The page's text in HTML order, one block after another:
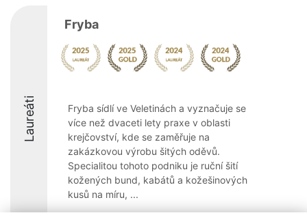
Laureáti
Fryba
Fryba sídlí ve Veletinách a vyznačuje se
více než dvaceti lety praxe v oblasti
krejčovství, kde se zaměřuje na
zakázkovou výrobu šitých oděvů.
Specialitou tohoto podniku je ruční šití
kožených bund, kabátů a kožešinových
kusů na míru, ...